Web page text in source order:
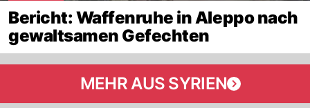
Bericht: Waffenruhe in Aleppo nach
gewaltsamen Gefechten
MEHR AUS SYRIEN